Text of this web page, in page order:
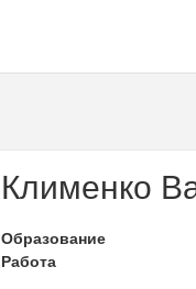
Клименко
Образование
Работа